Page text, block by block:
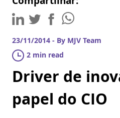
23/11/2014 - By MJV Team
2 min read
Driver de
papel do CIO